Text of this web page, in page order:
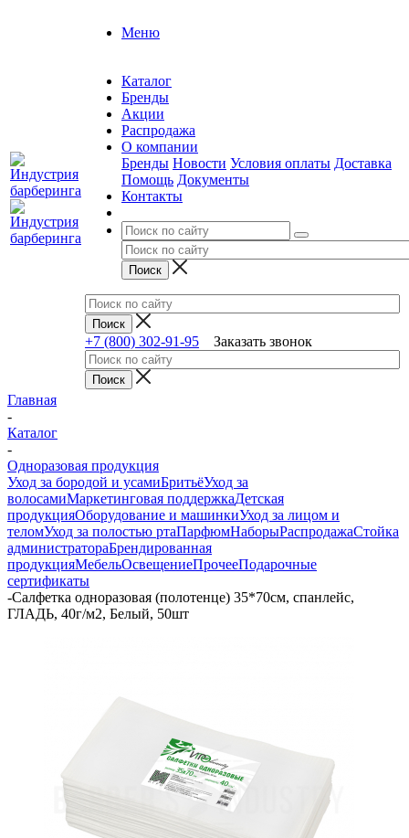
Меню
Каталог
Бренды
Акции
Распродажа
О компании
Бренды Новости Условия оплаты Доставка
Помощь Документы
Контакты
+7 (800) 302-91-95 Заказать звонок
Главная
-
Каталог
-
Одноразовая продукция
Уход за бородой и усамиБритьёУход за
волосамиМаркетинговая поддержкаДетская
продукцияОборудование и машинкиУход за лицом и
теломУход за полостью ртаПарфюмНаборыРаспродажаСтойка
администратораБрендированная
продукцияМебельОсвещениеПрочееПодарочные
сертификаты
-Салфетка одноразовая (полотенце) 35*70см, спанлейс,
ГЛАДЬ, 40г/м2, Белый, 50шт